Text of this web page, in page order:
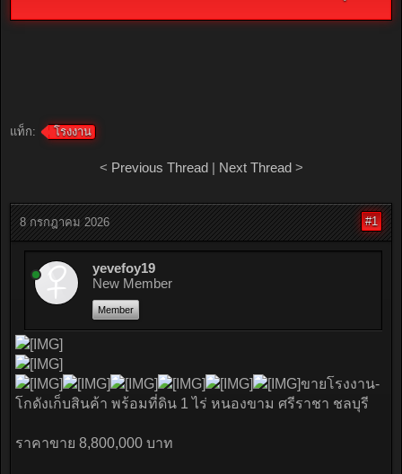
แท็ก: โรงงาน
< Previous Thread| Next Thread>
8 กรกฎาคม 2026 #1
yevefoy19
New Member
Member
ขายโรงงาน-
โกดังเก็บสินค้า พร้อมที่ดิน 1 ไร่ หนองขาม ศรีราชา ชลบุรี
ราคาขาย 8,800,000 บาท